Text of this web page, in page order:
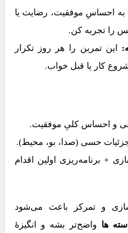
به احساسِ موفقیت، رضایت یا
را تجربه کن.
این تمرین را هر روز تکرار
کار یا قبل خواب.
+ برنامه‌ریزی اولین اقدام
و تمرکز باعث می‌شود
ها واضح‌تر بشه و انگیزهٔ